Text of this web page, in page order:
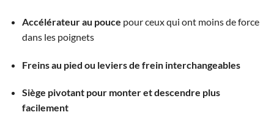
Accélérateur au pouce pour ceux qui ont moins de force
dans les poignets
Freins au pied ou leviers de frein interchangeables
Siège pivotant pour monter et descendre plus
facilement